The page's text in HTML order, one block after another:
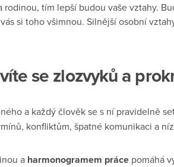
rodinou, tím lepší budou vaše vztahy.
si toho všimnou. Silnější osobní
se zlozvyků a
a každý člověk se s ní pravidelně
konfliktům, špatné komunikaci a
a harmonogramem práce pomáhá